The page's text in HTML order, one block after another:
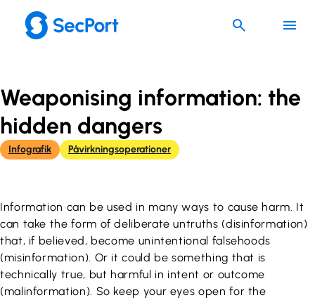
indhold
Weaponising information: the
hidden dangers
Infografik Påvirkningsoperationer
Information can be used in many ways to cause harm. It
can take the form of deliberate untruths (disinformation)
that, if believed, become unintentional falsehoods
(misinformation). Or it could be something that is
technically true, but harmful in intent or outcome
(malinformation). So keep your eyes open for the